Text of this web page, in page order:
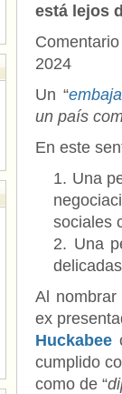
está lejos
2024
Un “
un país
En este
Una
sociales
Una
Al
ex
Huckabee
cumplido
como de “